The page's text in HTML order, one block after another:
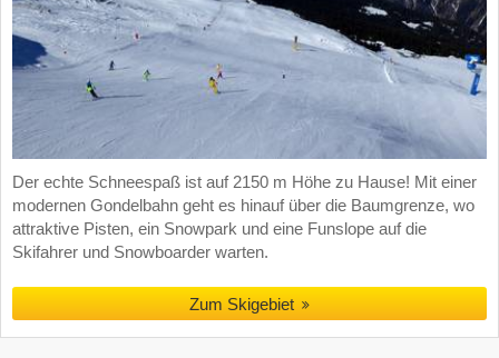
Der echte Schneespaß ist auf 2150 m Höhe zu Hause! Mit einer
modernen Gondelbahn geht es hinauf über die Baumgrenze, wo
attraktive Pisten, ein Snowpark und eine Funslope auf die
Skifahrer und Snowboarder warten.
Zum Skigebiet